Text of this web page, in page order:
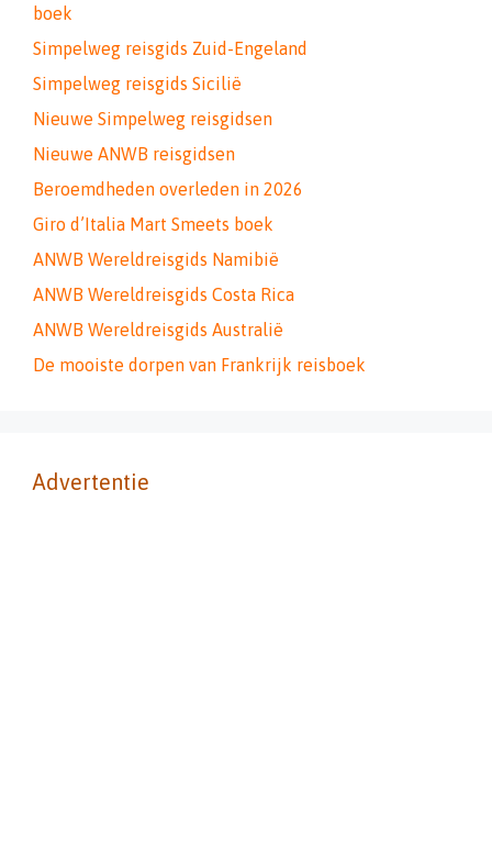
boek
Simpelweg reisgids Zuid-Engeland
Simpelweg reisgids Sicilië
Nieuwe Simpelweg reisgidsen
Nieuwe ANWB reisgidsen
Beroemdheden overleden in 2026
Giro d’Italia Mart Smeets boek
ANWB Wereldreisgids Namibië
ANWB Wereldreisgids Costa Rica
ANWB Wereldreisgids Australië
De mooiste dorpen van Frankrijk reisboek
Advertentie